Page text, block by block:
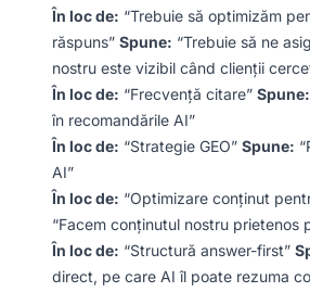
În loc de: “Trebuie să optimizăm
răspuns” Spune: “Trebuie să ne
nostru este vizibil când clienții
În loc de: “Frecvență citare” Spune:
în recomandările AI”
În loc de: “Strategie GEO” Spune:
AI”
În loc de: “Optimizare conținut
“Facem conținutul nostru prietenos
În loc de: “Structură answer-first”
direct, pe care AI îl poate rezuma